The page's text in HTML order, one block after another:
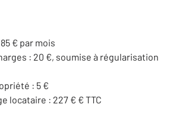
€ par mois
: 20 €, soumise à régularisation
: 5 €
locataire : 227 € € TTC